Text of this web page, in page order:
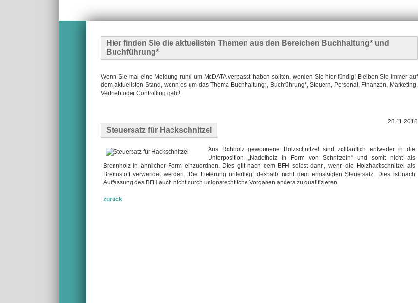
Hier finden Sie die aktuellsten Themen aus den Bereichen Buchhaltung* und
Buchführung*
Wenn Sie mal eine Meldung rund um McDATA verpasst haben sollten, werden Sie hier fündig! Bleiben Sie immer auf
dem aktuellsten Stand, wenn es um das Thema Buchhaltung*, Buchführung*, Steuern, Personal, Finanzen, Marketing,
Vertrieb oder Controlling geht!
Steuersatz für Hackschnitzel
28.11.2018
Aus Rohholz gewonnene Holzschnitzel sind zolltariflich entweder in die
Unterposition „Nadelholz in Form von Schnitzeln“ und somit nicht als
Brennholz in ähnlicher Form einzuordnen. Dies gilt nach dem BFH selbst dann, wenn die Holzhackschnitzel als
Brennstoff verwendet werden. Die Lieferung unterliegt deshalb nicht dem ermäßigten Steuersatz. Dies ist nach
Auffassung des BFH auch nicht durch unionsrechtliche Vorgaben anders zu qualifizieren.
zurück